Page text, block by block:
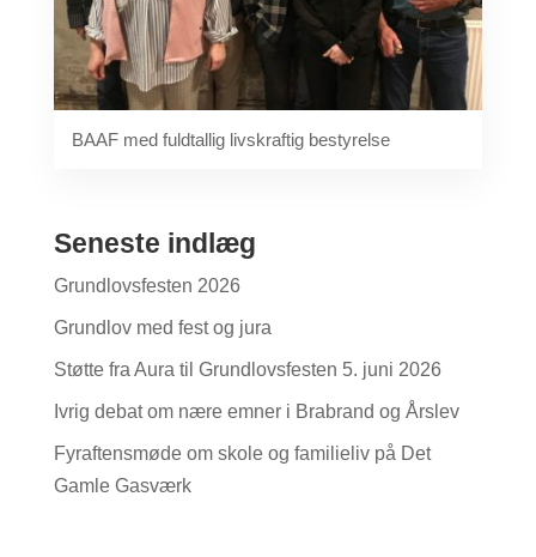
BAAF med fuldtallig livskraftig bestyrelse
Seneste indlæg
Grundlovsfesten 2026
Grundlov med fest og jura
Støtte fra Aura til Grundlovsfesten 5. juni 2026
Ivrig debat om nære emner i Brabrand og Årslev
Fyraftensmøde om skole og familieliv på Det
Gamle Gasværk